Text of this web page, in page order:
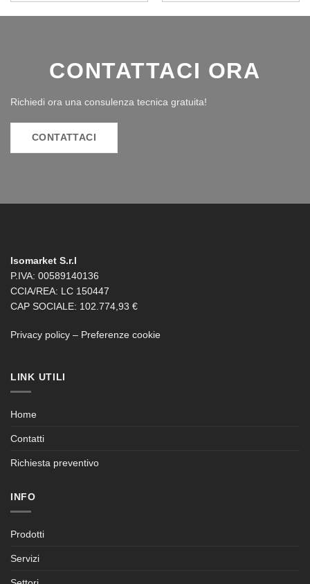
CONTATTACI ORA
Richiedi ora una consulenza tecnica gratuita!
CONTATTACI
Isomarket S.r.l
P.IVA: 00589140136
CCIA/REA: LC 150447
CAP SOCIALE: 102.774,93 €
Privacy policy – Preferenze cookie
LINK UTILI
Home
Contatti
Richiesta preventivo
INFO
Prodotti
Servizi